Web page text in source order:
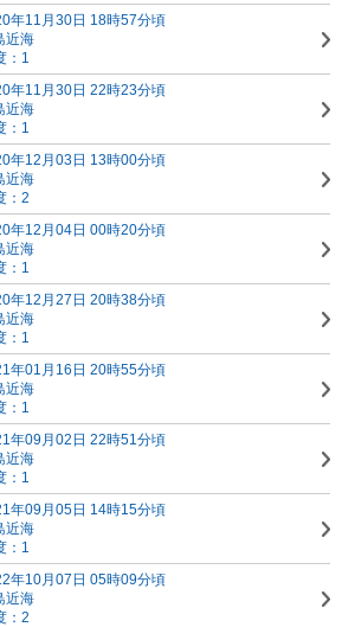
年11月30日 18時57分頃
近海
：1
年11月30日 22時23分頃
近海
：1
年12月03日 13時00分頃
近海
：2
年12月04日 00時20分頃
近海
：1
年12月27日 20時38分頃
近海
：1
年01月16日 20時55分頃
近海
：1
年09月02日 22時51分頃
近海
：1
年09月05日 14時15分頃
近海
：1
年10月07日 05時09分頃
近海
：2